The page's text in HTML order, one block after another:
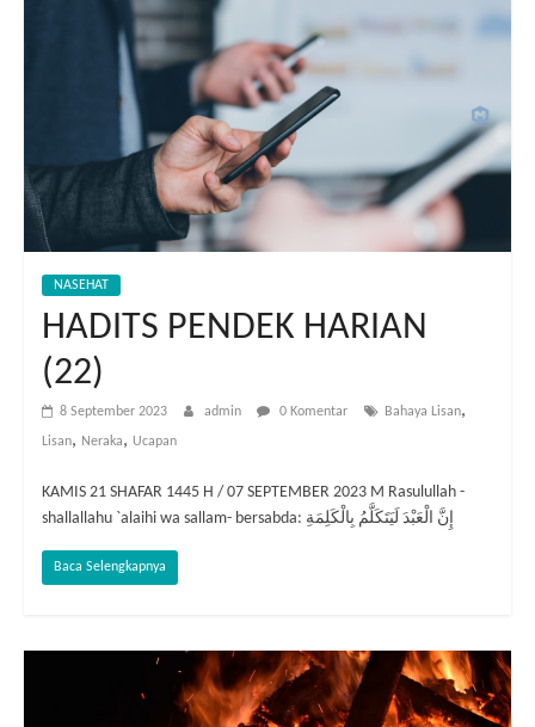
NASEHAT
HADITS PENDEK HARIAN
(22)
8 September 2023 admin 0 Komentar Bahaya Lisan,
Lisan, Neraka, Ucapan
KAMIS 21 SHAFAR 1445 H / 07 SEPTEMBER 2023 M Rasulullah -
shallallahu `alaihi wa sallam- bersabda: إِنَّ الْعَبْدَ لَيَتَكَلَّمُ بِالْكَلِمَةِ
Baca Selengkapnya